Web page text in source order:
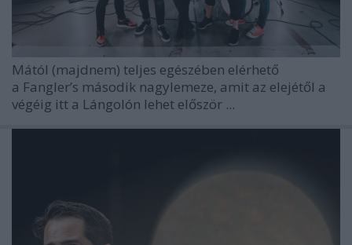
Mától (majdnem) teljes egészében elérhető
a Fangler’s második nagylemeze, amit az elejétől a
végéig itt a Lángolón lehet először ...